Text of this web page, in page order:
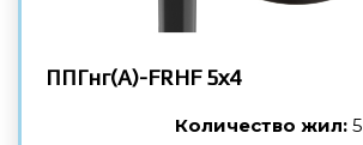
ППГнг(А)-FRHF5х4
Количество жил: 5